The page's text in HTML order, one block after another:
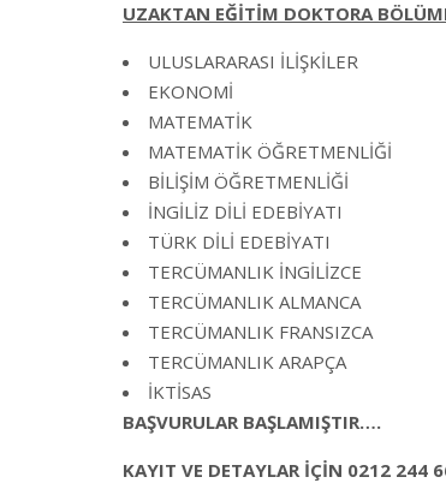
UZAKTAN EĞİTİM DOKTORA
ULUSLARARASI İLİŞKİLER
EKONOMİ
MATEMATİK
MATEMATİK ÖĞRETMENLİĞİ
BİLİŞİM ÖĞRETMENLİĞİ
İNGİLİZ DİLİ EDEBİYATI
TÜRK DİLİ EDEBİYATI
TERCÜMANLIK İNGİLİZCE
TERCÜMANLIK ALMANCA
TERCÜMANLIK FRANSIZCA
TERCÜMANLIK ARAPÇA
İKTİSAS
BAŞVURULAR BAŞLAMIŞTIR….
KAYIT VE DETAYLAR İÇİN 0212 244